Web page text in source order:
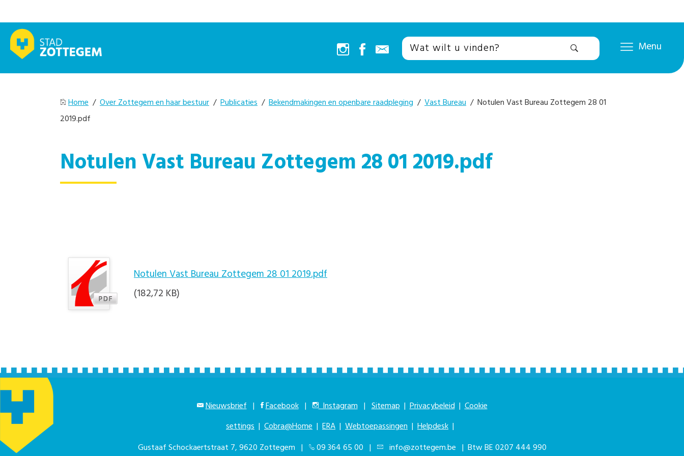
Menu
Home / Over Zottegem en haar bestuur / Publicaties / Bekendmakingen en openbare raadpleging / Vast Bureau / Notulen Vast Bureau Zottegem 28 01
2019.pdf
Notulen Vast Bureau Zottegem 28 01 2019.pdf
Notulen Vast Bureau Zottegem 28 01 2019.pdf
(182,72 KB)
Nieuwsbrief | Facebook | Instagram | Sitemap |Privacybeleid |Cookie
settings | Cobra@Home | ERA | Webtoepassingen | Helpdesk |
Gustaaf Schockaertstraat 7, 9620 Zottegem |
09 364 65 00 | info@zottegem.be | Btw BE 0207 444 990